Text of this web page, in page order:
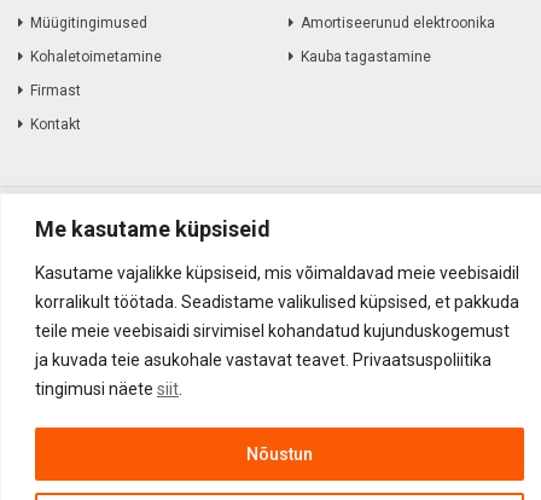
Me kasutame küpsiseid
Kasutame vajalikke küpsiseid, mis võimaldavad meie veebisaidil
korralikult töötada. Seadistame valikulised küpsised, et pakkuda
teile meie veebisaidi sirvimisel kohandatud kujunduskogemust
ja kuvada teie asukohale vastavat teavet. Privaatsuspoliitika
tingimusi näete siit
Nõustun
Müügitingimused
Kohaletoimetamine
Firmast
Kontakt
Amortiseerunud elektroonika
Kauba tagastamine